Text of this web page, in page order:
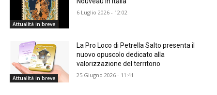
Attualità in breve
6 Luglio 2026 - 12:02
Attualità in breve
La Pro Loco di Petrella Salto presenta il
nuovo opuscolo dedicato alla
valorizzazione del territorio
25 Giugno 2026 - 11:41